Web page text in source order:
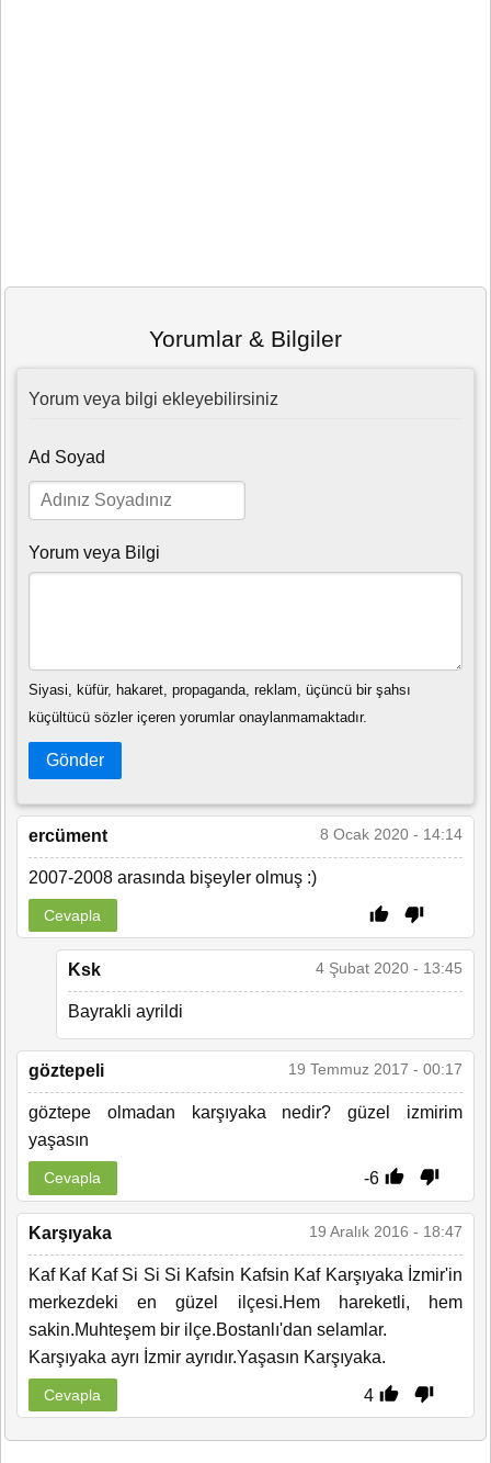
Yorumlar & Bilgiler
Yorum veya bilgi ekleyebilirsiniz
Ad Soyad
Yorum veya Bilgi
Siyasi, küfür, hakaret, propaganda, reklam, üçüncü bir şahsı
küçültücü sözler içeren yorumlar onaylanmamaktadır.
Gönder
ercüment 8 Ocak 2020 - 14:14
2007-2008 arasında bişeyler olmuş :)
Cevapla
Ksk 4 Şubat 2020 - 13:45
Bayrakli ayrildi
göztepeli 19 Temmuz 2017 - 00:17
göztepe olmadan karşıyaka nedir? güzel izmirim
yaşasın
-6
Cevapla
Karşıyaka 19 Aralık 2016 - 18:47
Kaf Kaf Kaf Si Si Si Kafsin Kafsin Kaf Karşıyaka İzmir'in
merkezdeki en güzel ilçesi.Hem hareketli, hem
sakin.Muhteşem bir ilçe.Bostanlı'dan selamlar.
Karşıyaka ayrı İzmir ayrıdır.Yaşasın Karşıyaka.
4
Cevapla